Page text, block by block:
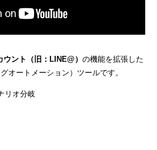
ウント（旧：LINE@） の機能を拡張した
オートメーション）ツールです。
リオ分岐